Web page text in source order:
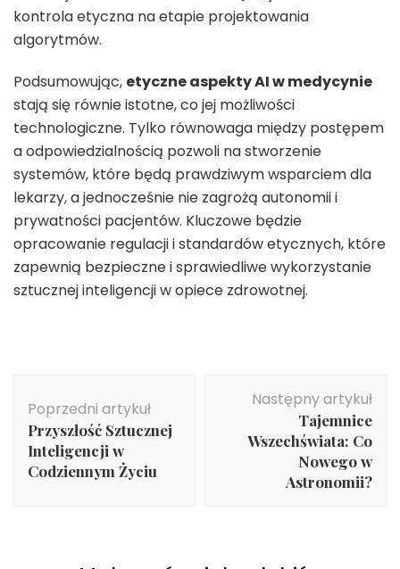
kontrola etyczna na etapie projektowania
algorytmów.
Podsumowując, etyczne aspekty AI w medycynie
stają się równie istotne, co jej możliwości
technologiczne. Tylko równowaga między postępem
a odpowiedzialnością pozwoli na stworzenie
systemów, które będą prawdziwym wsparciem dla
lekarzy, a jednocześnie nie zagrożą autonomii i
prywatności pacjentów. Kluczowe będzie
opracowanie regulacji i standardów etycznych, które
zapewnią bezpieczne i sprawiedliwe wykorzystanie
sztucznej inteligencji w opiece zdrowotnej.
wpisu
Poprzedni artykuł
Przyszłość Sztucznej
Inteligencji w
Codziennym Życiu
Następny artykuł
Tajemnice
Wszechświata: Co
Nowego w
Astronomii?